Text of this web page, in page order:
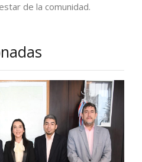
de la comunidad.